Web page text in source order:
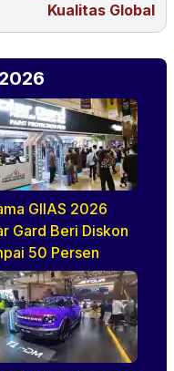
Kualitas Global
GIIAS 2026
Gard Beri Diskon
50 Persen